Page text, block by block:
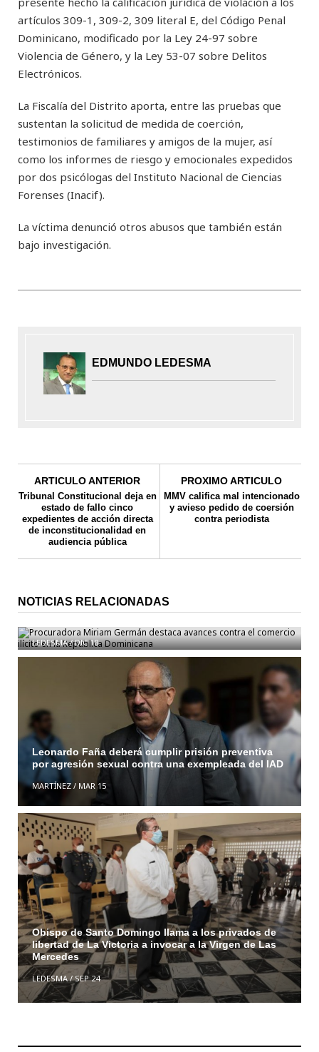
artículos 309-1, 309-2, 309 literal E, del Código Penal
Dominicano, modificado por la Ley 24-97 sobre
Violencia de Género, y la Ley 53-07 sobre Delitos
Electrónicos.
La Fiscalía del Distrito aporta, entre las pruebas que
sustentan la solicitud de medida de coerción,
testimonios de familiares y amigos de la mujer, así
como los informes de riesgo y emocionales expedidos
por dos psicólogas del Instituto Nacional de Ciencias
Forenses (Inacif).
La víctima denunció otros abusos que también están
bajo investigación.
EDMUNDO LEDESMA
ARTICULO ANTERIOR
Tribunal Constitucional deja en
estado de fallo cinco
expedientes de acción directa
de inconstitucionalidad en
audiencia pública
PROXIMO ARTICULO
MMV califica mal intencionado
y avieso pedido de coersión
contra periodista
NOTICIAS RELACIONADAS
Procuradora Miriam Germán destaca avances contra
LEDESMA/DIC 18
Leonardo Faña deberá cumplir prisión preventiva
por agresión sexual contra una exempleada del IAD
MARTÍNEZ/ MAR 15
Obispo de Santo Domingo llama a los privados de
libertad de La Victoria a invocar a la Virgen de Las
Mercedes
LEDESMA/SEP 24